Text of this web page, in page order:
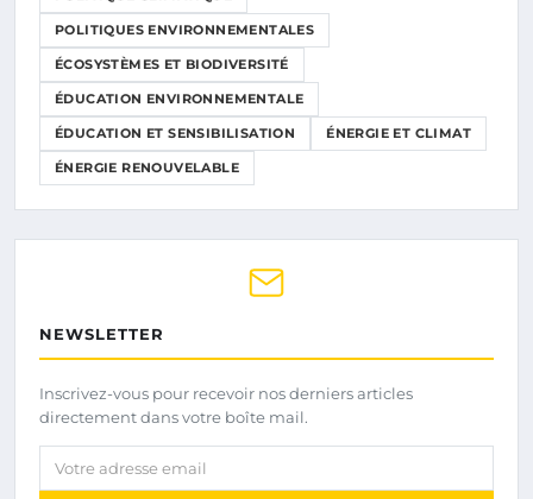
POLITIQUES ENVIRONNEMENTALES
ÉCOSYSTÈMES ET BIODIVERSITÉ
ÉDUCATION ENVIRONNEMENTALE
ÉDUCATION ET SENSIBILISATION ÉNERGIE ET CLIMAT
ÉNERGIE RENOUVELABLE
NEWSLETTER
Inscrivez-vous pour recevoir nos derniers articles
directement dans votre boîte mail.
Votre adresse email